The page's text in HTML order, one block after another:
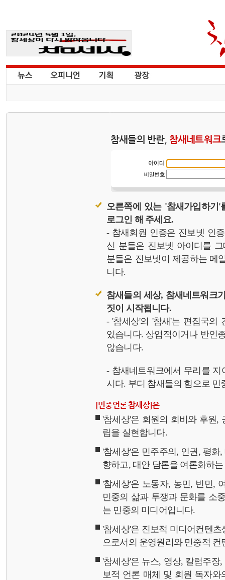
참새들의 반란, 참새네트워크
오른쪽에 있는 '참새가입하기
로그인 해 주세요.
- 참새회원 인증은 진보넷 인
신 분들은 진보넷 아이디를
분들은 진보넷이 제공하는 메
니다.
참새들의 세상, 참새네트워크
짓이 시작됩니다.
- '참세상'의 '참새'는 편집국의
있습니다. 상업적이거나 반인
않습니다.
- 참새네트워크에서 무리를
시다. 부디 참새들의 힘으로 민
[민중언론 참세상]은
'참세상'은 회원의 회비와 후원,
립을 실현합니다.
'참세상'은 민주주의, 인권, 평
향하고, 대안 담론을 여론화하
'참세상'은 노동자, 농민, 빈민,
민중의 삶과 투쟁과 문화를 소
는 민중의 미디어입니다.
'참세상'은 진보적 미디어컨텐
으로서의 운영원리와 민중적
'참세상'은 뉴스, 영상, 칼럼주
보적 언론 매체 및 회원 독자와